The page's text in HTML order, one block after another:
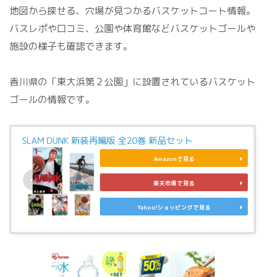
地図から探せる、穴場が見つかるバスケットコート情報。
バスレポや口コミ、公園や体育館などバスケットゴールや
施設の様子も確認できます。
香川県の「東大浜第２公園」に設置されているバスケット
ゴールの情報です。
SLAM DUNK 新装再編版 全20巻 新品セット
Amazonで見る
楽天市場で見る
Yahoo!ショッピングで見る